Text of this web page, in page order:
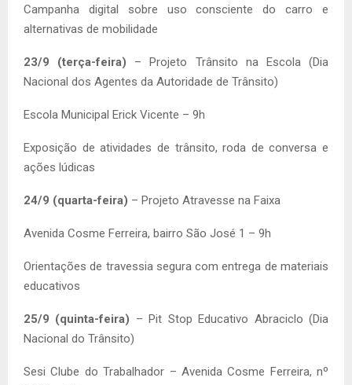
Campanha digital sobre uso consciente do carro e
alternativas de mobilidade
23/9 (terça-feira) – Projeto Trânsito na Escola (Dia
Nacional dos Agentes da Autoridade de Trânsito)
Escola Municipal Erick Vicente – 9h
Exposição de atividades de trânsito, roda de conversa e
ações lúdicas
24/9 (quarta-feira) – Projeto Atravesse na Faixa
Avenida Cosme Ferreira, bairro São José 1 – 9h
Orientações de travessia segura com entrega de materiais
educativos
25/9 (quinta-feira) – Pit Stop Educativo Abraciclo (Dia
Nacional do Trânsito)
Sesi Clube do Trabalhador – Avenida Cosme Ferreira, nº